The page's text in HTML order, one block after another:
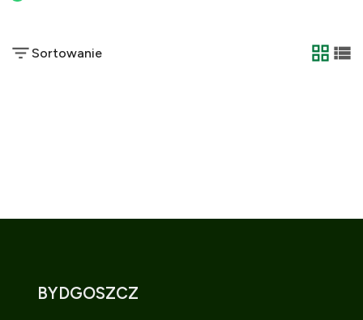
Sortowanie
tabela
BYDGOSZCZ